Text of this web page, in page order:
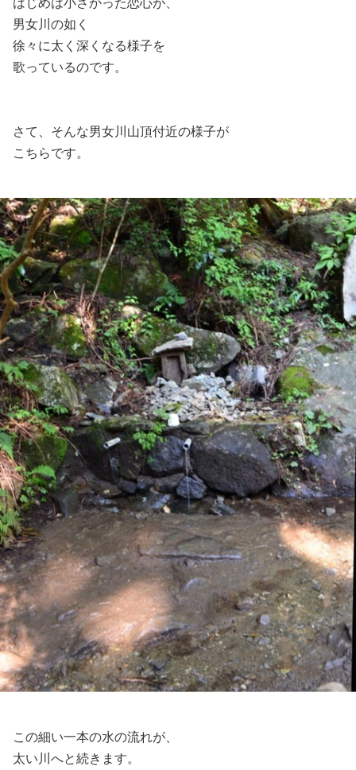
はじめは小さかった恋心が、
男女川の如く
徐々に太く深くなる様子を
歌っているのです。
さて、そんな男女川山頂付近の様子が
こちらです。
この細い一本の水の流れが、
太い川へと続きます。